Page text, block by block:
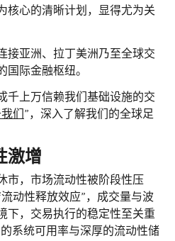
核心的清晰计划，显得尤为关
接亚洲、拉丁美洲乃至全球交
国际金融枢纽。
千上万信赖我们基础设施的交
们 ”，深入了解我们的全球足
激增
市，市场流动性被阶段性压
动性释放效应”，成交量与波
下，交易执行的稳定性至关重
系统可用率与深厚的流动性储